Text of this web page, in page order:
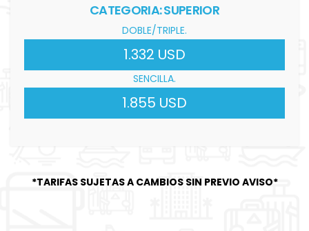
CATEGORIA: SUPERIOR
DOBLE/TRIPLE.
1.332 USD
SENCILLA.
1.855 USD
*TARIFAS SUJETAS A CAMBIOS SIN PREVIO AVISO*